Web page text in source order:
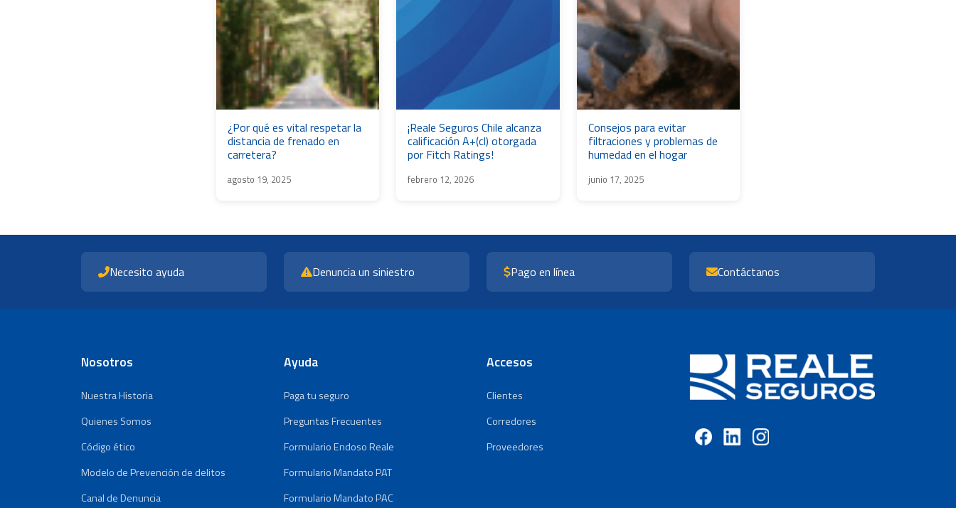
¿Por qué es vital respetar la
distancia de frenado en
carretera?
agosto 19, 2025
¡Reale Seguros Chile alcanza
calificación A+(cl) otorgada
por Fitch Ratings!
febrero 12, 2026
Consejos para evitar
filtraciones y problemas de
humedad en el hogar
junio 17, 2025
Necesito ayuda Denuncia un siniestro Pago en línea Contáctanos
Nosotros
Nuestra Historia
Quienes Somos
Código ético
Modelo de Prevención de delitos
Canal de Denuncia
Ayuda
Paga tu seguro
Preguntas Frecuentes
Formulario Endoso Reale
Formulario Mandato PAT
Formulario Mandato PAC
Accesos
Clientes
Corredores
Proveedores